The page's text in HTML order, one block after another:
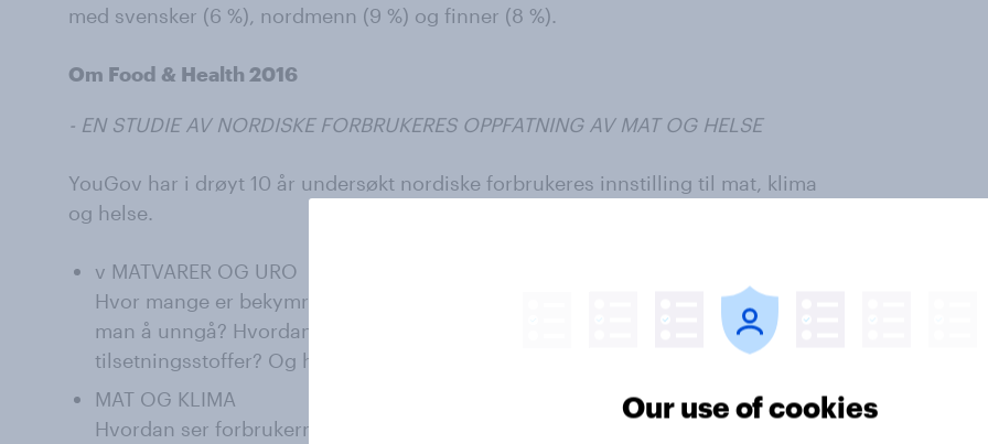
med svensker (6 %), nordmenn (9 %) og finner (8 %).
Om Food & Health 2016
- EN STUDIE AV NORDISKE FORBRUKERES OPPFATNING AV MAT OG HELSE
YouGov har i drøyt 10 år undersøkt nordiske forbrukeres innstilling til mat, klima
og helse.
v MATVARER OG URO
Hvor mange er bekymret for innholdet i matvarer og for hva? Hva forsøker
man å unngå? Hvordan er kunnskapen om og holdningen til
tilsetningsstoffer? Og hvilke merkeordninger og symboler er mest pålitelige?
MAT OG KLIMA
Hvordan ser forbrukerne på koblingen mellom mat og miljøspørsmål? Hva er
Our use of cookies